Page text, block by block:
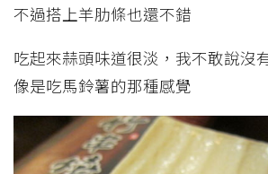
不過搭上羊肋條也還不錯
吃起來蒜頭味道很淡，我不敢說沒
像是吃馬鈴薯的那種感覺